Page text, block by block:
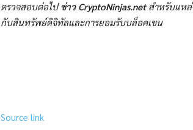
ตรวจสอบต่อไปข่าว CryptoNinjas.netสำหรับแหล่
กับสินทรัพย์ดิจิทัลและการยอมรับบล็อคเชน
Source link